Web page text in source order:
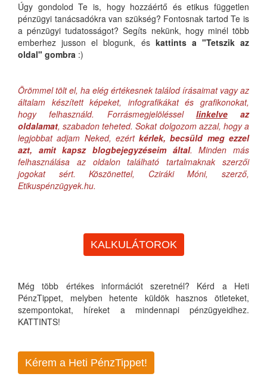
Úgy gondolod Te is, hogy hozzáértő és etikus független
pénzügyi tanácsadókra van szükség? Fontosnak tartod Te is
a pénzügyi tudatosságot? Segíts nekünk, hogy minél több
emberhez jusson el blogunk, és kattints a "Tetszik az
oldal" gombra :)
Örömmel tölt el, ha elég értékesnek találod írásaimat vagy az
általam készített képeket, infografikákat és grafikonokat,
hogy felhasználd. Forrásmegjelöléssel linkelveaz
oldalamat, szabadon teheted. Sokat dolgozom azzal, hogy a
legjobbat adjam Neked, ezértkérlek, becsüld meg ezzel
azt, amit kapsz blogbejegyzéseim által. Minden más
felhasználása az oldalon található tartalmaknak szerzői
jogokat sért. Köszönettel, Cziráki Móni, szerző,
Etikuspénzügyek.hu.
KALKULÁTOROK
Még több értékes információt szeretnél? Kérd a Heti
PénzTippet, melyben hetente küldök hasznos ötleteket,
szempontokat, híreket a mindennapi pénzügyeidhez.
KATTINTS!
Kérem a Heti PénzTippet!